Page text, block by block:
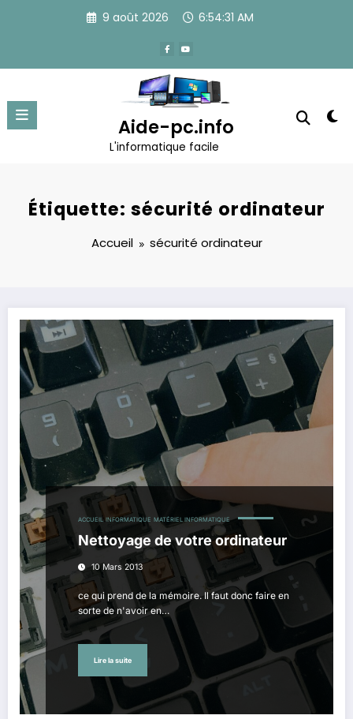
9 août 2026 6:54:32 AM
Aide-pc.info
L'informatique facile
Étiquette: sécurité ordinateur
Accueil sécurité ordinateur
ACCUEIL INFORMATIQUE MATÉRIEL INFORMATIQUE
Nettoyage de votre ordinateur
10 Mars 2013
ce qui prend de la mémoire. Il faut donc faire en
sorte de n'avoir en…
Lire la suite